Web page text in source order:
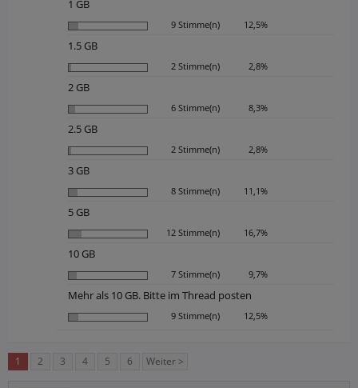
1 GB
9 Stimme(n) 12,5%
1.5 GB
2 Stimme(n) 2,8%
2 GB
6 Stimme(n) 8,3%
2.5 GB
2 Stimme(n) 2,8%
3 GB
8 Stimme(n) 11,1%
5 GB
12 Stimme(n) 16,7%
10 GB
7 Stimme(n) 9,7%
Mehr als 10 GB. Bitte im Thread posten
9 Stimme(n) 12,5%
1 2 3 4 5 6 Weiter >